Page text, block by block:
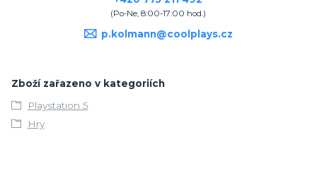
(Po-Ne, 8:00-17:00 hod.)
p.kolmann@coolplays.cz
Zboží zařazeno v kategoriích
Playstation 5
Hry